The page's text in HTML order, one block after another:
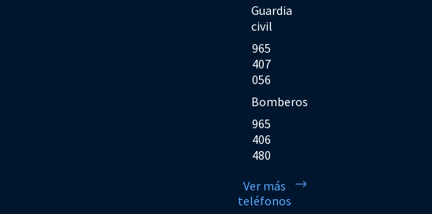
Guardia
civil
965
407
056
Bomberos
965
406
480
Ver más
teléfonos